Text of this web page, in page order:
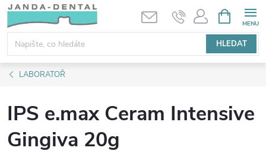
Přejít
obsah
HLEDAT
NÁKUPNÍ
KOŠÍK
LABORATOŘ
IPS e.max Ceram Intensive
Gingiva 20g